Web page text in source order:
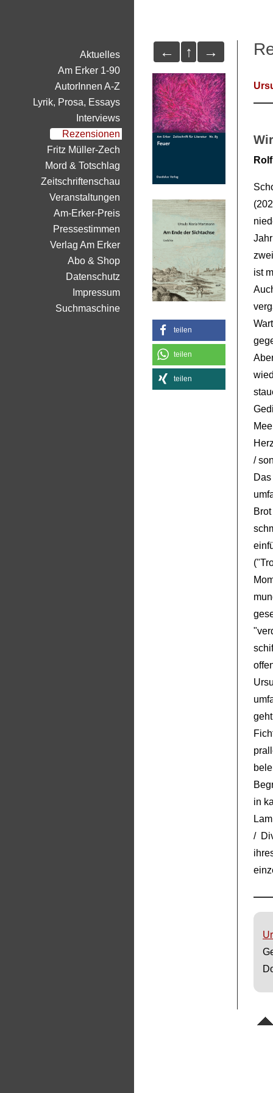
← ↑ →
teilen
teilen
teilen
ist
/
in
/
Aktuelles
Am Erker 1-90
AutorInnen A-Z
Lyrik, Prosa, Essays
Interviews
Rezensionen
Fritz Müller-Zech
Mord & Totschlag
Zeitschriftenschau
Veranstaltungen
Am-Erker-Preis
Pressestimmen
Verlag Am Erker
Abo & Shop
Datenschutz
Impressum
Suchmaschine